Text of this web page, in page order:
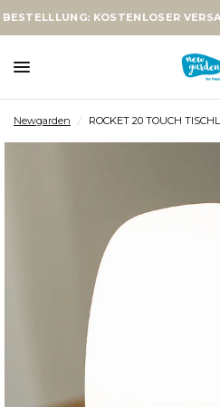
KOSTENLOSER VERSAND
Newgarden / ROCKET 20 TOUCH